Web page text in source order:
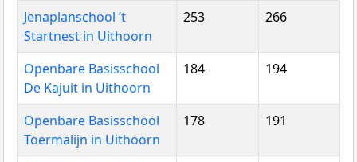
Jenaplanschool ’t
Startnest in Uithoorn
253 266
Openbare Basisschool
De Kajuit in Uithoorn
184 194
Openbare Basisschool
Toermalijn in Uithoorn
178 191